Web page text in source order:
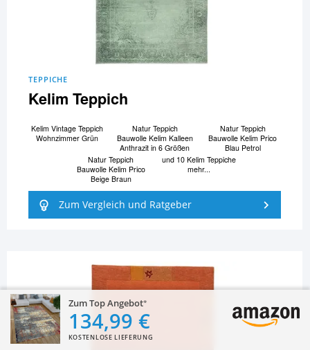
Zum Top Angebot
134,99 €
KOSTENLOSE LIEFERUNG
TEPPICHE
Kelim Teppich
Kelim Vintage Teppich
Wohnzimmer Grün
Natur Teppich
Bauwolle Kelim Kalleen
Anthrazit in 6 Größen
Natur Teppich
Bauwolle Kelim Prico
Blau Petrol
Natur Teppich
Bauwolle Kelim Prico
Beige Braun
und 10 Kelim Teppiche
mehr...
Zum Vergleich und Ratgeber